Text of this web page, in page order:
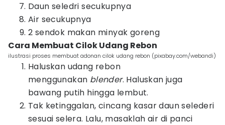
Daun seledri secukupnya
Air secukupnya
2 sendok makan minyak goreng
Cara Membuat Cilok Udang Rebon
ilustrasi proses membuat adonan cilok udang rebon (pixabay.com/webandi)
Haluskan udang rebon
menggunakan blender. Haluskan juga
bawang putih hingga lembut.
Tak ketinggalan, cincang kasar daun selederi
sesuai selera. Lalu, masaklah air di panci